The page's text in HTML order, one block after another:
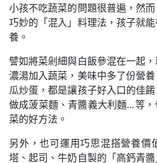
小孩不吃蔬菜的問題很普遍，然
巧妙的「混入」料理法，孩子就
養。
譬如將菜剁細與白飯參混在一起
濃湯加入蔬菜，美味中多了份營
瓜炒蛋，都是讓孩子好入口的佳
做成菠菜麵、青醬義大利麵…等
菜的好方法。
另外，也可運用巧思混搭營養價
塔、起司、牛奶自製的「高鈣青